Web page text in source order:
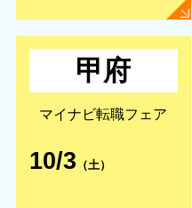
甲府
マイナビ転職フェア
10/3 （土）